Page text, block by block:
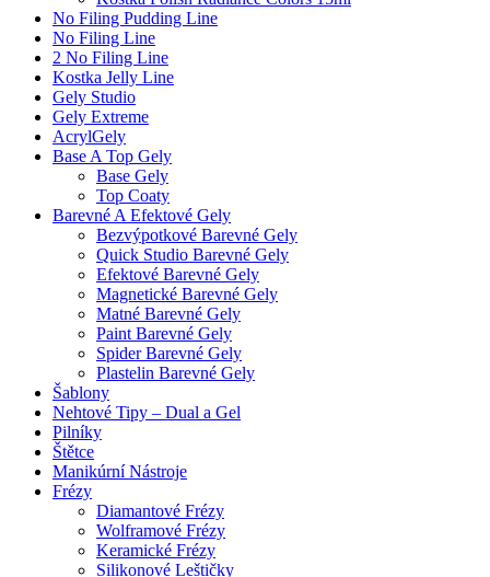
No Filing Pudding Line
No Filing Line
2 No Filing Line
Kostka Jelly Line
Gely Studio
Gely Extreme
AcrylGely
Base A Top Gely
Base Gely
Top Coaty
Barevné A Efektové Gely
Bezvýpotkové Barevné Gely
Quick Studio Barevné Gely
Efektové Barevné Gely
Magnetické Barevné Gely
Matné Barevné Gely
Paint Barevné Gely
Spider Barevné Gely
Plastelin Barevné Gely
Šablony
Nehtové Tipy – Dual a Gel
Pilníky
Štětce
Manikúrní Nástroje
Frézy
Diamantové Frézy
Wolframové Frézy
Keramické Frézy
Silikonové Leštičky